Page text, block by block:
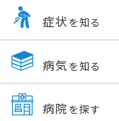
症状 を知る
病気 を知る
病院 を探す